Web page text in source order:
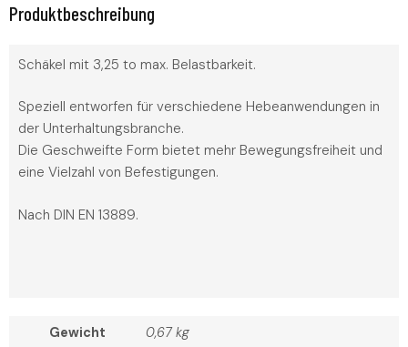
Produktbeschreibung
Schäkel mit 3,25 to max. Belastbarkeit.
Speziell entworfen für verschiedene Hebeanwendungen in
der Unterhaltungsbranche.
Die Geschweifte Form bietet mehr Bewegungsfreiheit und
eine Vielzahl von Befestigungen.
Nach DIN EN 13889.
Gewicht 0,67 kg